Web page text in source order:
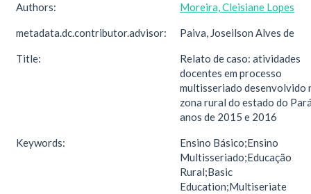
Authors: Moreira, Cleisiane Lopes
metadata.dc.contributor.advisor: Paiva, Joseilson Alves de
Title:
Relato de caso: atividades
docentes em processo
multisseriado desenvolvido
zona rural do estado do
anos de 2015 e 2016
Keywords:
Ensino Básico;Ensino
Multisseriado;Educação
Rural;Basic
Education;Multiseriate